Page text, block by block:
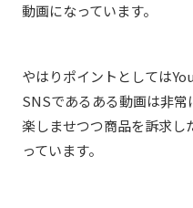
動画になっています。
やはりポイントとしては
SNSであるある動画は非
楽しませつつ商品を訴求し
っています。